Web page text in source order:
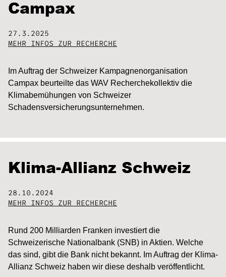
Campax
27.3.2025
MEHR INFOS ZUR RECHERCHE
Im Auftrag der Schweizer Kampagnenorganisation
Campax beurteilte das WAV Recherchekollektiv die
Klimabemühungen von Schweizer
Schadensversicherungsunternehmen.
Klima-Allianz Schweiz
28.10.2024
MEHR INFOS ZUR RECHERCHE
Rund 200 Milliarden Franken investiert die
Schweizerische Nationalbank (SNB) in Aktien. Welche
das sind, gibt die Bank nicht bekannt. Im Auftrag der Klima-
Allianz Schweiz haben wir diese deshalb veröffentlicht.